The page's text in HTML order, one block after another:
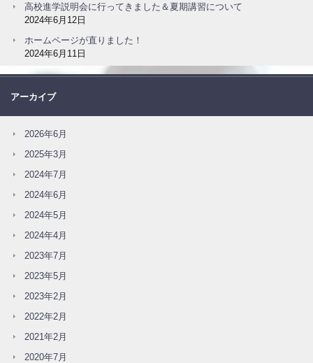
高校進学説明会に行ってきました＆夏期講習について
2024年6月12日
ホームページが直りました！
2024年6月11日
アーカイブ
2026年6月
2025年3月
2024年7月
2024年6月
2024年5月
2024年4月
2023年7月
2023年5月
2023年2月
2022年2月
2021年2月
2020年7月